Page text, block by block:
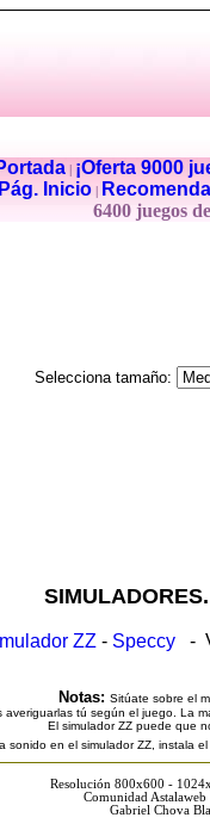
|
¡Oferta 9000
Pág. Inicio
6400 juegos
Selecciona tamaño:
ZZ - Speccy -
Notas: Sitúate sobre el
averiguarlas tú según el juego. La
El simulador ZZ puede que
sonido en el simulador ZZ, instala
Resolución 800x600 -
Comunidad
Gabriel Chova